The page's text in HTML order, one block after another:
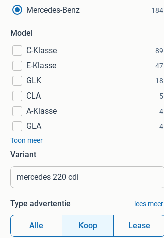
Mercedes-Benz
184
Model
C-Klasse
89
E-Klasse 47
GLK 18
CLA 5
A-Klasse 4
GLA
4
Toon meer
Variant
Type advertentie lees meer
Alle Koop Lease